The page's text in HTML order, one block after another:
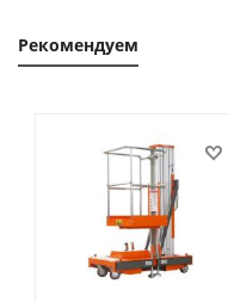
Рекомендуем